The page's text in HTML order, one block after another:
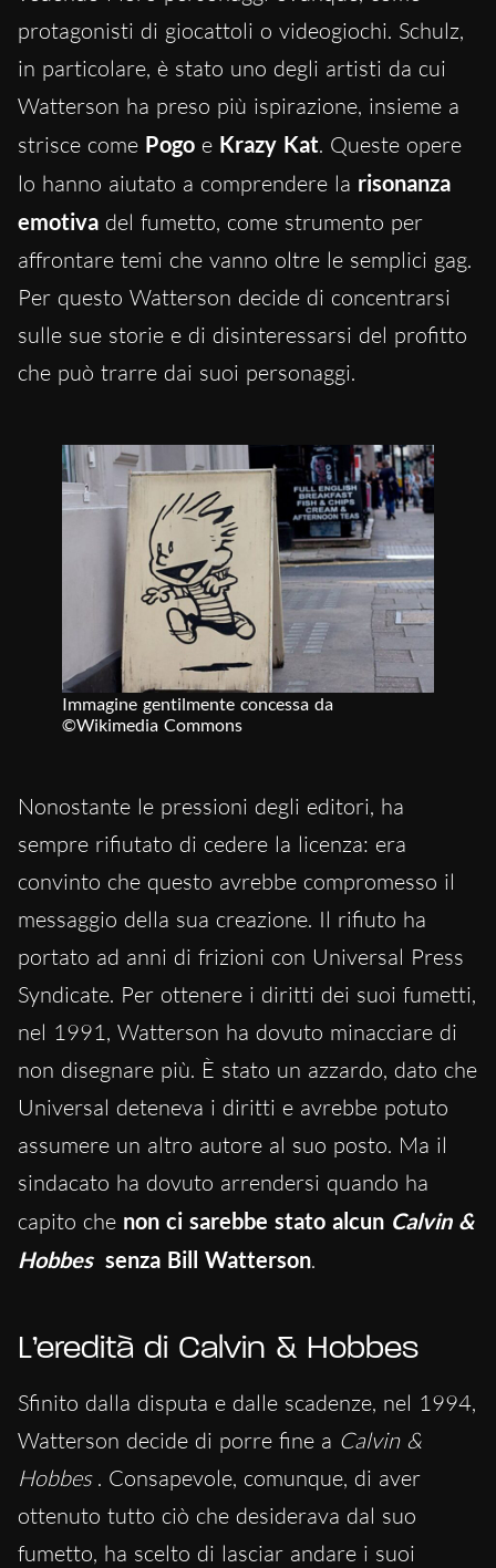
protagonisti di giocattoli o videogiochi. Schulz,
in particolare, è stato uno degli artisti da cui
Watterson ha preso più ispirazione, insieme a
strisce come Pogo e Krazy Kat. Queste opere
lo hanno aiutato a comprendere la risonanza
emotiva del fumetto, come strumento per
affrontare temi che vanno oltre le semplici gag.
Per questo Watterson decide di concentrarsi
sulle sue storie e di disinteressarsi del profitto
che può trarre dai suoi personaggi.
Immagine gentilmente concessa da
©Wikimedia Commons
Nonostante le pressioni degli editori, ha
sempre rifiutato di cedere la licenza: era
convinto che questo avrebbe compromesso il
messaggio della sua creazione. Il rifiuto ha
portato ad anni di frizioni con Universal Press
Syndicate. Per ottenere i diritti dei suoi fumetti,
nel 1991, Watterson ha dovuto minacciare di
non disegnare più. È stato un azzardo, dato che
Universal deteneva i diritti e avrebbe potuto
assumere un altro autore al suo posto. Ma il
sindacato ha dovuto arrendersi quando ha
capito che non ci sarebbe stato alcun Calvin &
Hobbes senza Bill Watterson.
L’eredità di Calvin & Hobbes
Sfinito dalla disputa e dalle scadenze, nel 1994,
Watterson decide di porre fine a Calvin &
Hobbes . Consapevole, comunque, di aver
ottenuto tutto ciò che desiderava dal suo
fumetto, ha scelto di lasciar andare i suoi